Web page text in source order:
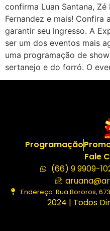
confirma Luan Santana,
Fernandez e mais! Confira
garantir seu ingresso. A
ser um dos eventos mais
uma programação de
sertanejo e do forró. O
Programação
Fale
(66) 9 9909-
Endereço: Rua Bororos,
2024 | Todos